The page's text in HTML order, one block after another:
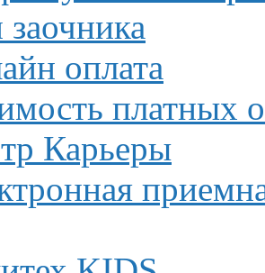
оплата
платных
Карьеры